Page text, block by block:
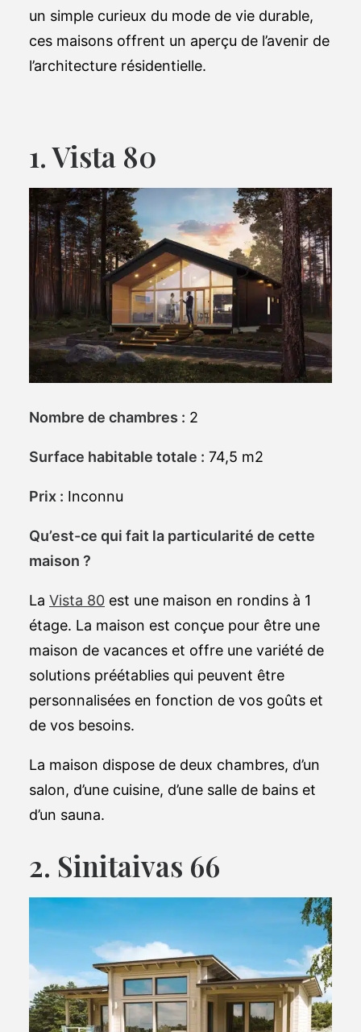
un simple curieux du mode de vie durable,
ces maisons offrent un aperçu de l’avenir de
l’architecture résidentielle.
1. Vista 80
Nombre de chambres : 2
Surface habitable totale : 74,5 m2
Prix : Inconnu
Qu’est-ce qui fait la particularité de cette
maison ?
La Vista 80 est une maison en rondins à 1
étage. La maison est conçue pour être une
maison de vacances et offre une variété de
solutions préétablies qui peuvent être
personnalisées en fonction de vos goûts et
de vos besoins.
La maison dispose de deux chambres, d’un
salon, d’une cuisine, d’une salle de bains et
d’un sauna.
2. Sinitaivas 66